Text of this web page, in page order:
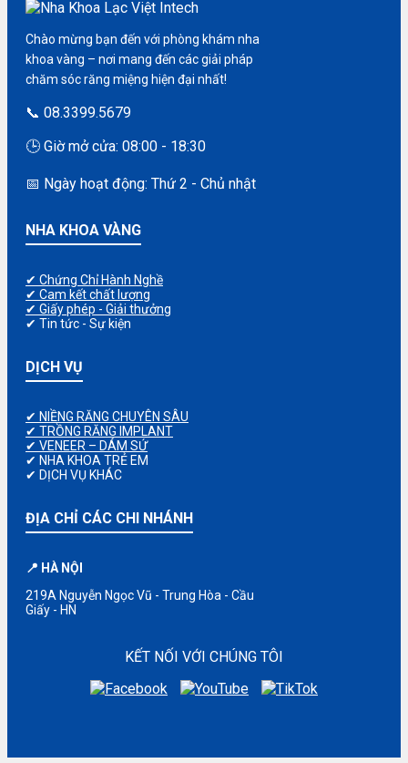
Chào mừng bạn đến với phòng khám nha
khoa vàng – nơi mang đến các giải pháp
chăm sóc răng miệng hiện đại nhất!
📞 08.3399.5679
🕒 Giờ mở cửa: 08:00 - 18:30
📅 Ngày hoạt động: Thứ 2 - Chủ nhật
NHA KHOA VÀNG
✔ Chứng Chỉ Hành Nghề
✔ Cam kết chất lượng
✔ Giấy phép - Giải thưởng
✔ Tin tức - Sự kiện
DỊCH VỤ
✔ NIỀNG RĂNG CHUYÊN SÂU
✔ TRỒNG RĂNG IMPLANT
✔ VENEER – DÁM SỨ
✔ NHA KHOA TRẺ EM
✔ DỊCH VỤ KHÁC
ĐỊA CHỈ CÁC CHI NHÁNH
📍 HÀ NỘI
219A Nguyễn Ngọc Vũ - Trung Hòa - Cầu
Giấy - HN
KẾT NỐI VỚI CHÚNG TÔI